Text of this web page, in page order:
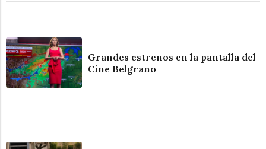
Grandes estrenos en la pantalla del
Cine Belgrano